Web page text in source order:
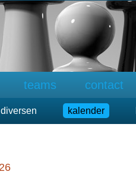
teams contact
diversen kalender